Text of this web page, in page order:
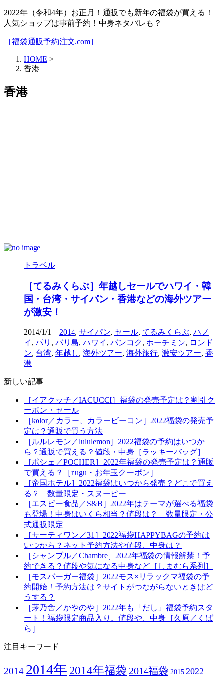
2022年（令和4年）お正月！通販でも新年の福袋が買える！
人気ショップは事前予約！中身ネタバレも？
［福袋通販予約注文.com］
HOME >
香港
香港
トラベル
［てるみくらぶ］年越しセールでハワイ・韓
国・台湾・サイパン・香港などの海外ツアー
が激安！
2014/1/1 2014, サイパン, セール, てるみくらぶ, ハノ
イ , パリ , バリ島, ハワイ , バンコク, ホーチミン, ロンド
ン, 台湾, 年越し, 海外ツアー, 海外旅行, 激安ツアー, 香
港
新しい記事
［イアクッチ／IACUCCI］福袋の発売予定は？割引ク
ーポン・セール
［kolor／カラー、カラービーコン］2022福袋の発売予
定は？通販で買う方法
［ルルレモン／lululemon］2022福袋の予約はいつか
ら？通販で買える？値段・中身［ラッキーバッグ］
［ポシェ／POCHER］2022年福袋の発売予定は？通販
で買える？［nugu・お年玉クーポン］
［帝国ホテル］2022福袋はいつから発売？どこで買え
る？ 数量限定・スヌーピー
［エスビー食品／S&B］2022年はテーマが選べる福袋
も登場！中身はいくら相当？値段は？ 数量限定・公
式通販限定
［サーティワン／31］2022福袋HAPPYBAGの予約は
いつから？ネット予約方法や値段、中身は？
［シャンブル／Chambre］2022年福袋の情報解禁！予
約できる？値段や気になる中身など［しまむら系列］
［モスバーガー福袋］2022モス×リラックマ福袋の予
約開始！予約方法は？サイトがつながらないときはど
うする？
［茅乃舎／かやのや］2022年も「だし」福袋予約スタ
ート！福袋限定商品入り。値段や、中身［久原／くば
ら］
注目キーワード
2014 2014年 2014年福袋 2014福袋 2015 2022